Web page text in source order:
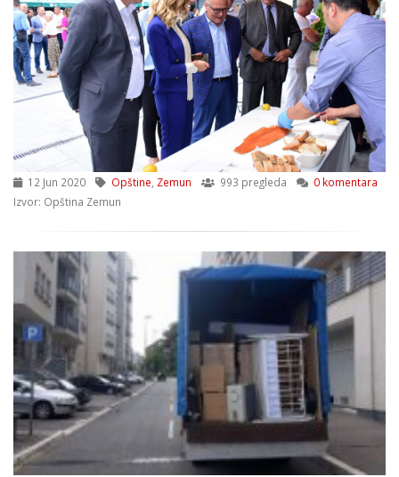
12 Jun 2020 Opštine Zemun 993 pregleda
0 komentara
Izvor: Opština Zemun